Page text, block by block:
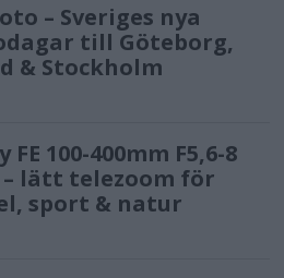
– Sveriges nya
till Göteborg,
& Stockholm
FE 100-400mm F5,6-8
– lätt telezoom för
sport & natur